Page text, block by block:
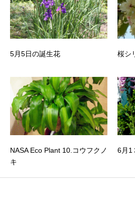
5月5日の誕生花 桜シ
NASA Eco Plant 10.コウフクノ
キ
6月1